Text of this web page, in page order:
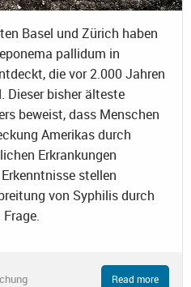
Basel und Zürich haben
pallidum in
die vor 2.000 Jahren
Dieser bisher älteste
beweist, dass Menschen
Amerikas durch
Erkrankungen
stellen
von Syphilis durch
Read more